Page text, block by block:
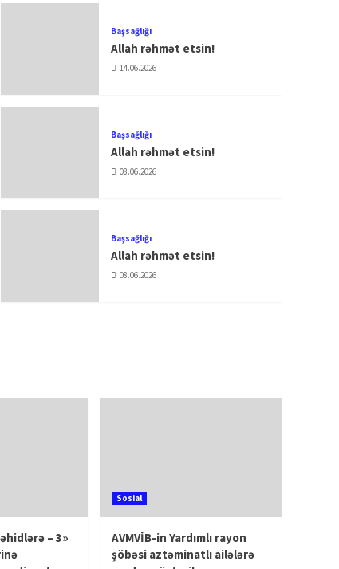
Başsağlığı
Allah rəhmət etsin!
14.06.2026
Başsağlığı
Allah rəhmət etsin!
08.06.2026
Başsağlığı
Allah rəhmət etsin!
08.06.2026
– 3»
Sosial
AVMVİB-in Yardımlı rayon
şöbəsi aztəminatlı ailələrə